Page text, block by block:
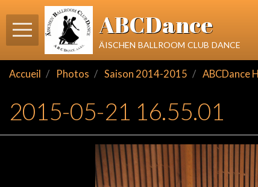
ABCDance
äischen ballroom club dance
Accueil Photos Saison 2014-2015 ABCDance
2015-05-21 16.55.01